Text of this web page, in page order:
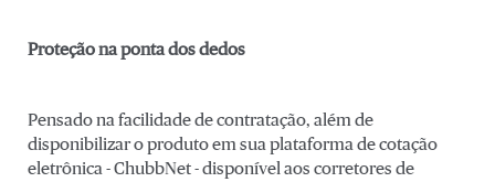
Proteção na ponta dos dedos
Pensado na facilidade de contratação, além de
disponibilizar o produto em sua plataforma de cotação
eletrônica - ChubbNet - disponível aos corretores de